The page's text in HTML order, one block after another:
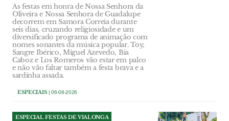
As festas em honra de Nossa Senhora da
Oliveira e Nossa Senhora de Guadalupe
decorrem em Samora Correia durante
seis dias, cruzando religiosidade e um
diversificado programa de animação com
nomes sonantes da música popular. Toy,
Sangre Ibérico, Miguel Azevedo, Bia
Caboz e Los Romeros vão estar em palco
e não vão faltar também a festa brava e a
sardinha assada.
ESPECIAIS| 06-08-2026
ESPECIAL FESTAS DE VIALONGA